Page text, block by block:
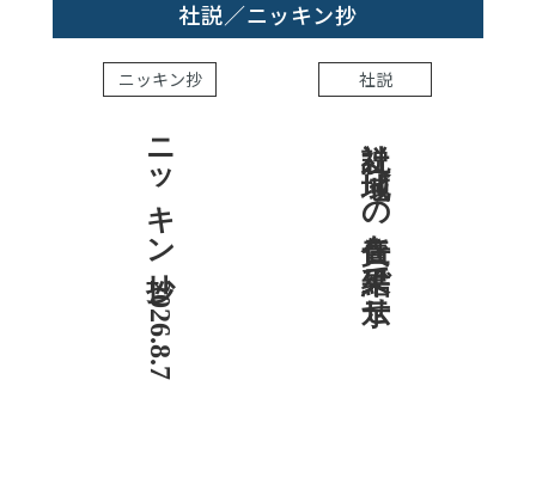
社説／ニッキン抄
ニッキン抄
ニッキン抄 2026.8.7
社説
社説 地域への責任を結果で示せ